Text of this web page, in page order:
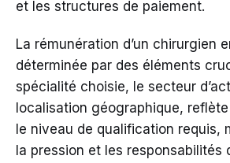
et les structures de paiement.
La rémunération d’un chirurgien
déterminée par des éléments
spécialité choisie, le secteur
localisation géographique,
le niveau de qualification requis,
la pression et les responsabilités